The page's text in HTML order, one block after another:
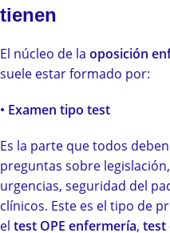
tienen
El núcleo de la oposición
suele estar formado por:
• Examen tipo test
Es la parte que todos
preguntas sobre
urgencias, seguridad del
clínicos. Este es el tipo de
el test OPE enfermería, test